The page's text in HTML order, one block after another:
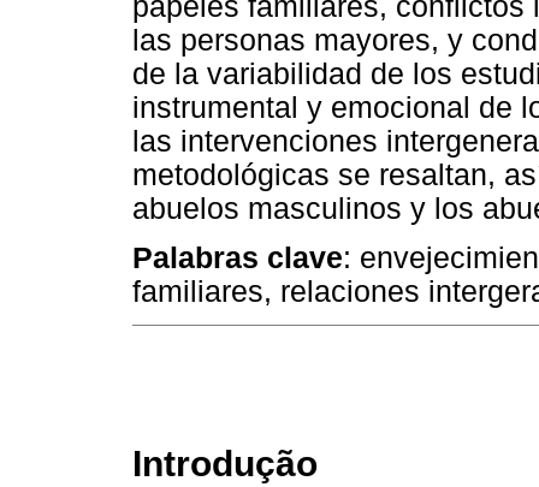
las personas mayores, y
de la variabilidad de los
instrumental y emocional de
las intervenciones
metodológicas se resaltan,
abuelos masculinos y los
Palabras clave:
familiares, relaciones
Introdução